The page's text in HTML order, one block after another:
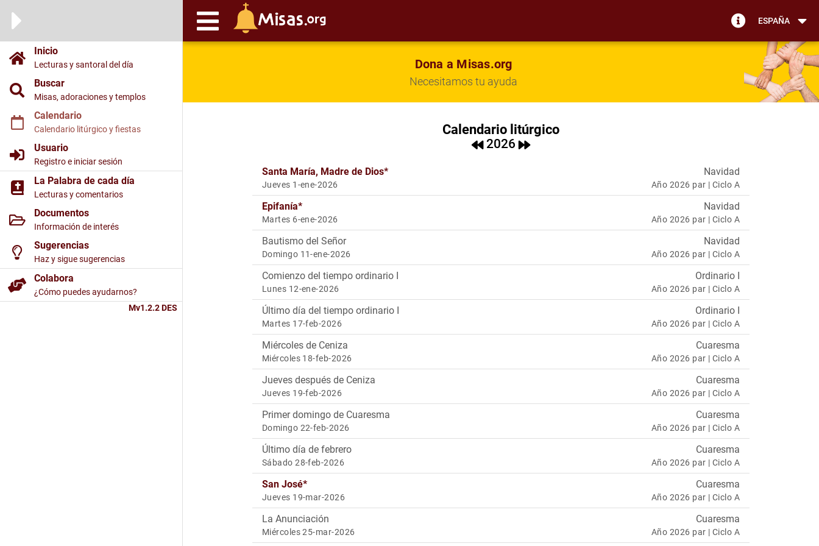
ESPAÑA
Inicio
Lecturas y santoral del día
Buscar
Misas, adoraciones y templos
Calendario
Calendario litúrgico y fiestas
Usuario
Registro e iniciar sesión
La Palabra de cada día
Lecturas y comentarios
Documentos
Información de interés
Sugerencias
Haz y sigue sugerencias
Colabora
¿Cómo puedes ayudarnos?
Mv1.2.2 DES
Dona a Misas.org
Necesitamos tu ayuda
Calendario litúrgico
2026
Santa María, Madre de Dios*
Jueves 1-ene-2026
Navidad
Año 2026 par | Ciclo A
Epifanía*
Martes 6-ene-2026
Navidad
Año 2026 par | Ciclo A
Bautismo del Señor
Domingo 11-ene-2026
Navidad
Año 2026 par | Ciclo A
Comienzo del tiempo ordinario I
Lunes 12-ene-2026
Ordinario I
Año 2026 par | Ciclo A
Último día del tiempo ordinario I
Martes 17-feb-2026
Ordinario I
Año 2026 par | Ciclo A
Miércoles de Ceniza
Miércoles 18-feb-2026
Cuaresma
Año 2026 par | Ciclo A
Jueves después de Ceniza
Jueves 19-feb-2026
Cuaresma
Año 2026 par | Ciclo A
Primer domingo de Cuaresma
Domingo 22-feb-2026
Cuaresma
Año 2026 par | Ciclo A
Último día de febrero
Sábado 28-feb-2026
Cuaresma
Año 2026 par | Ciclo A
San José*
Jueves 19-mar-2026
Cuaresma
Año 2026 par | Ciclo A
La Anunciación
Miércoles 25-mar-2026
Cuaresma
Año 2026 par | Ciclo A